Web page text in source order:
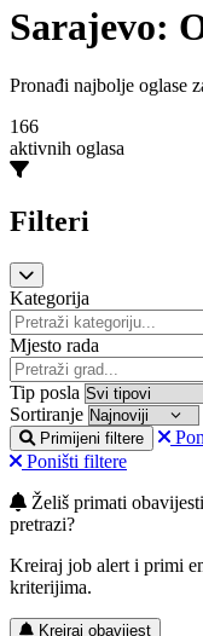
Sarajevo:
Pronađi najbolje oglase
166
aktivnih oglasa
Filteri
Kategorija
Mjesto rada
Tip posla
Sortiranje
Primijeni filtere
Poništi filtere
Želiš primati
pretrazi?
Kreiraj job alert i primi
kriterijima.
Kreiraj obavijest